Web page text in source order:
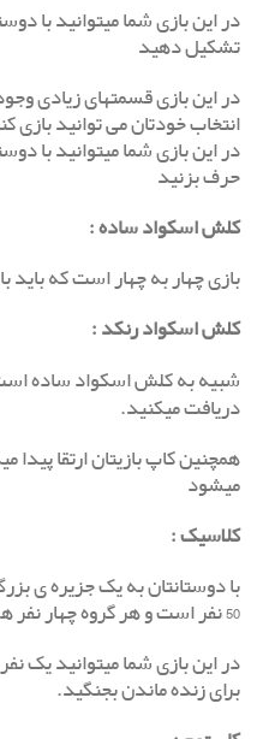
در این بازی شما میتوانید با
تشکیل دهید
در این بازی قسمتهای زیادی
انتخاب خودتان می توانید بازی
در این بازی شما میتوانید با
حرف بزنید
کلش اسکواد ساده:
بازی چهار به چهار است که باید
کلش اسکواد رنکد:
شبیه به کلش اسکواد ساده
دریافت میکنید.
همچنین کاپ بازیتان ارتقا
میشود
کلاسیک:
با دوستانتان به یک جزیره ی
50 نفر است و هر گروه چهار نفر هستند.
در این بازی شما میتوانید یک
برای زنده ماندن بجنگید.